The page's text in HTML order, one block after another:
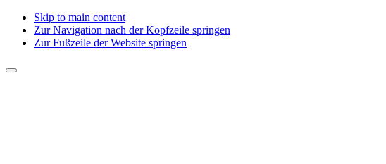
Skip to main content
Zur Navigation nach der Kopfzeile springen
Zur Fußzeile der Website springen
Menü